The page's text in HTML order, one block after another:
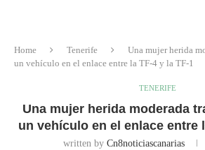
Home Tenerife
Una mujer herida
un vehículo en el enlace entre la TF-4 y la TF-1
TENERIFE
Una mujer herida moderada
un vehículo en el enlace entre
written by Cn8noticiascanarias